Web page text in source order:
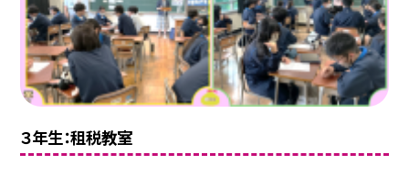
３年生：租税教室